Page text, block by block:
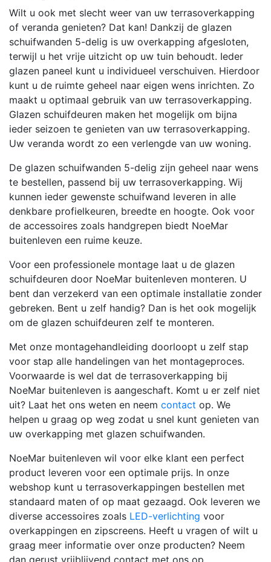
Max: 2000
Hoogte en breedte maat
moeten ingegeven worden om
verder te gaan!!
LET OP!! Bestrating word
NIET teruggelegd!
Wilt u ook met slecht weer van uw terrasoverkapping
of veranda genieten? Dat kan! Dankzij de glazen
schuifwanden 5-delig is uw overkapping afgesloten,
terwijl u het vrije uitzicht op uw tuin behoudt. Ieder
glazen paneel kunt u individueel verschuiven. Hierdoor
kunt u de ruimte geheel naar eigen wens inrichten. Zo
maakt u optimaal gebruik van uw terrasoverkapping.
Glazen schuifdeuren maken het mogelijk om bijna
ieder seizoen te genieten van uw terrasoverkapping.
Uw veranda wordt zo een verlengde van uw woning.
De glazen schuifwanden 5-delig zijn geheel naar wens
te bestellen, passend bij uw terrasoverkapping. Wij
kunnen ieder gewenste schuifwand leveren in alle
denkbare profielkeuren, breedte en hoogte. Ook voor
de accessoires zoals handgrepen biedt NoeMar
buitenleven een ruime keuze.
Voor een professionele montage laat u de glazen
schuifdeuren door NoeMar buitenleven monteren. U
bent dan verzekerd van een optimale installatie zonder
gebreken. Bent u zelf handig? Dan is het ook mogelijk
om de glazen schuifdeuren zelf te monteren.
Met onze montagehandleiding doorloopt u zelf stap
voor stap alle handelingen van het montageproces.
Voorwaarde is wel dat de terrasoverkapping bij
NoeMar buitenleven is aangeschaft. Komt u er zelf niet
uit? Laat het ons weten en neem contact op. We
helpen u graag op weg zodat u snel kunt genieten van
uw overkapping met glazen schuifwanden.
NoeMar buitenleven wil voor elke klant een perfect
product leveren voor een optimale prijs. In onze
webshop kunt u terrasoverkappingen bestellen met
standaard maten of op maat gezaagd. Ook leveren we
diverse accessoires zoals LED-verlichting voor
overkappingen en zipscreens. Heeft u vragen of wilt u
graag meer informatie over onze producten? Neem
dan gerust vrijblijvend contact met ons op.